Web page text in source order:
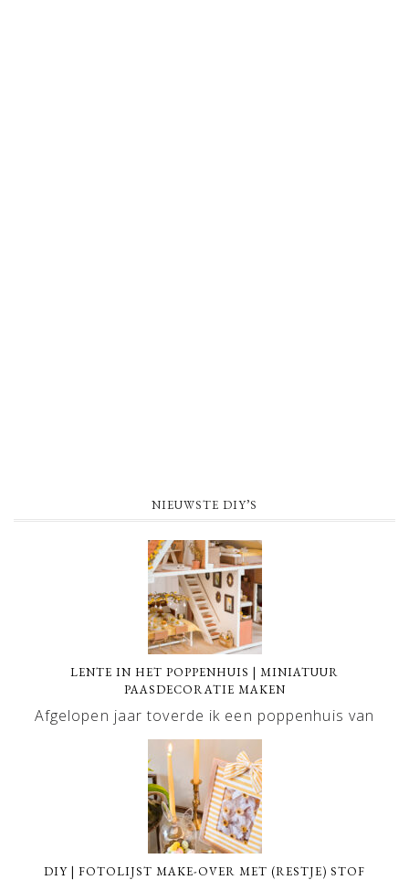
NIEUWSTE DIY’S
LENTE IN HET POPPENHUIS | MINIATUUR
PAASDECORATIE MAKEN
Afgelopen jaar toverde ik een poppenhuis van
DIY | FOTOLIJST MAKE-OVER MET (RESTJE) STOF